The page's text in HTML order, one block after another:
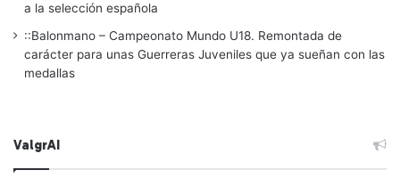
a la selección española
::Balonmano – Campeonato Mundo U18. Remontada de
carácter para unas Guerreras Juveniles que ya sueñan con las
medallas
ValgrAI